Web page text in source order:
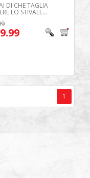
DI CHE TAGLIA
LO STIVALE...
1